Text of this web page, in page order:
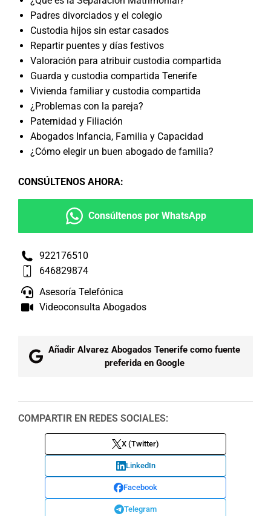
Padres divorciados y el colegio
Custodia hijos sin estar casados
Repartir puentes y días festivos
Valoración para atribuir custodia compartida
Guarda y custodia compartida Tenerife
Vivienda familiar y custodia compartida
¿Problemas con la pareja?
Paternidad y Filiación
Abogados Infancia, Familia y Capacidad
¿Cómo elegir un buen abogado de familia?
CONSÚLTENOS AHORA:
Consúltenos por WhatsApp
922176510
646829874
Asesoría Telefónica
Videoconsulta Abogados
Añadir Alvarez Abogados Tenerife como fuente
preferida en Google
COMPARTIR EN REDES SOCIALES:
X (Twitter)
LinkedIn
Facebook
Telegram